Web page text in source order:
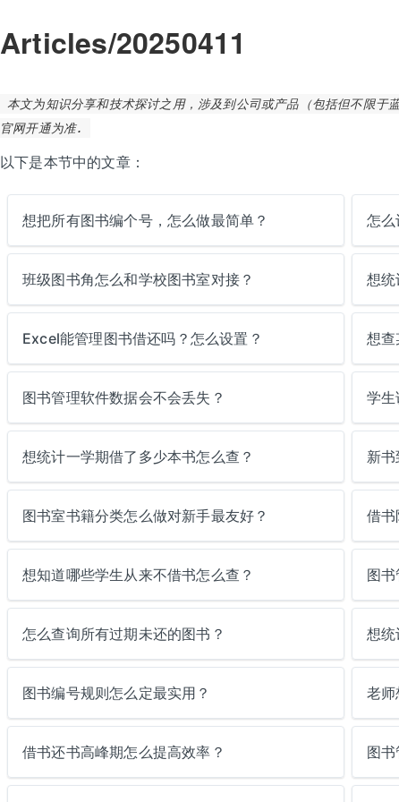
Articles/20250411
本文为知识分享和技术探讨之用，涉及到公司或产品（包括但不限于
官网开通为准.
以下是本节中的文章：
想把所有图书编个号，怎么做最简单？ 怎么
班级图书角怎么和学校图书室对接？ 想统
Excel能管理图书借还吗？怎么设置？ 想查
图书管理软件数据会不会丢失？ 学生
想统计一学期借了多少本书怎么查？ 新
图书室书籍分类怎么做对新手最友好？ 借书
想知道哪些学生从来不借书怎么查？ 图
怎么查询所有过期未还的图书？ 想统
图书编号规则怎么定最实用？ 老师
借书还书高峰期怎么提高效率？ 图